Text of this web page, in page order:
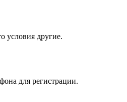
условия другие.
для регистрации.